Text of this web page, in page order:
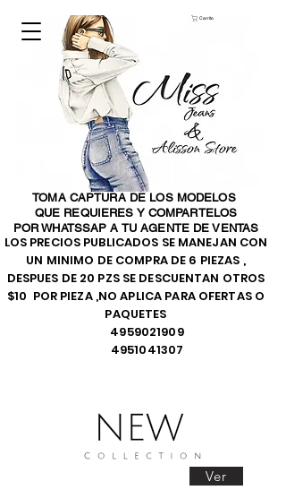
LOS PRECIOS PUBLICADOS SE MANEJAN CON
UN MINIMO DE COMPRA DE 6 PIEZAS ,
DESPUES DE 20 PZS SE DESCUENTAN OTROS
$10 POR PIEZA ,NO APLICA PARA OFERTAS O
PAQUETES
4959021909
4951041307
Ver
TOMA CAPTURA DE LOS MODELOS
QUE REQUIERES Y COMPARTELOS
POR WHATSSAP A TU AGENTE DE VENTAS
Carrito